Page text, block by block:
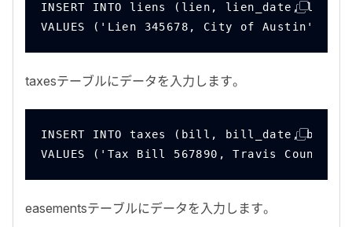
INSERT INTO liens (lien, lien_date,
VALUES ('Lien 345678, City of
taxesテーブルにデータを入力します。
INSERT INTO taxes (bill, bill_date,
VALUES ('Tax Bill 567890, Travis County
easementsテーブルにデータを入力します。